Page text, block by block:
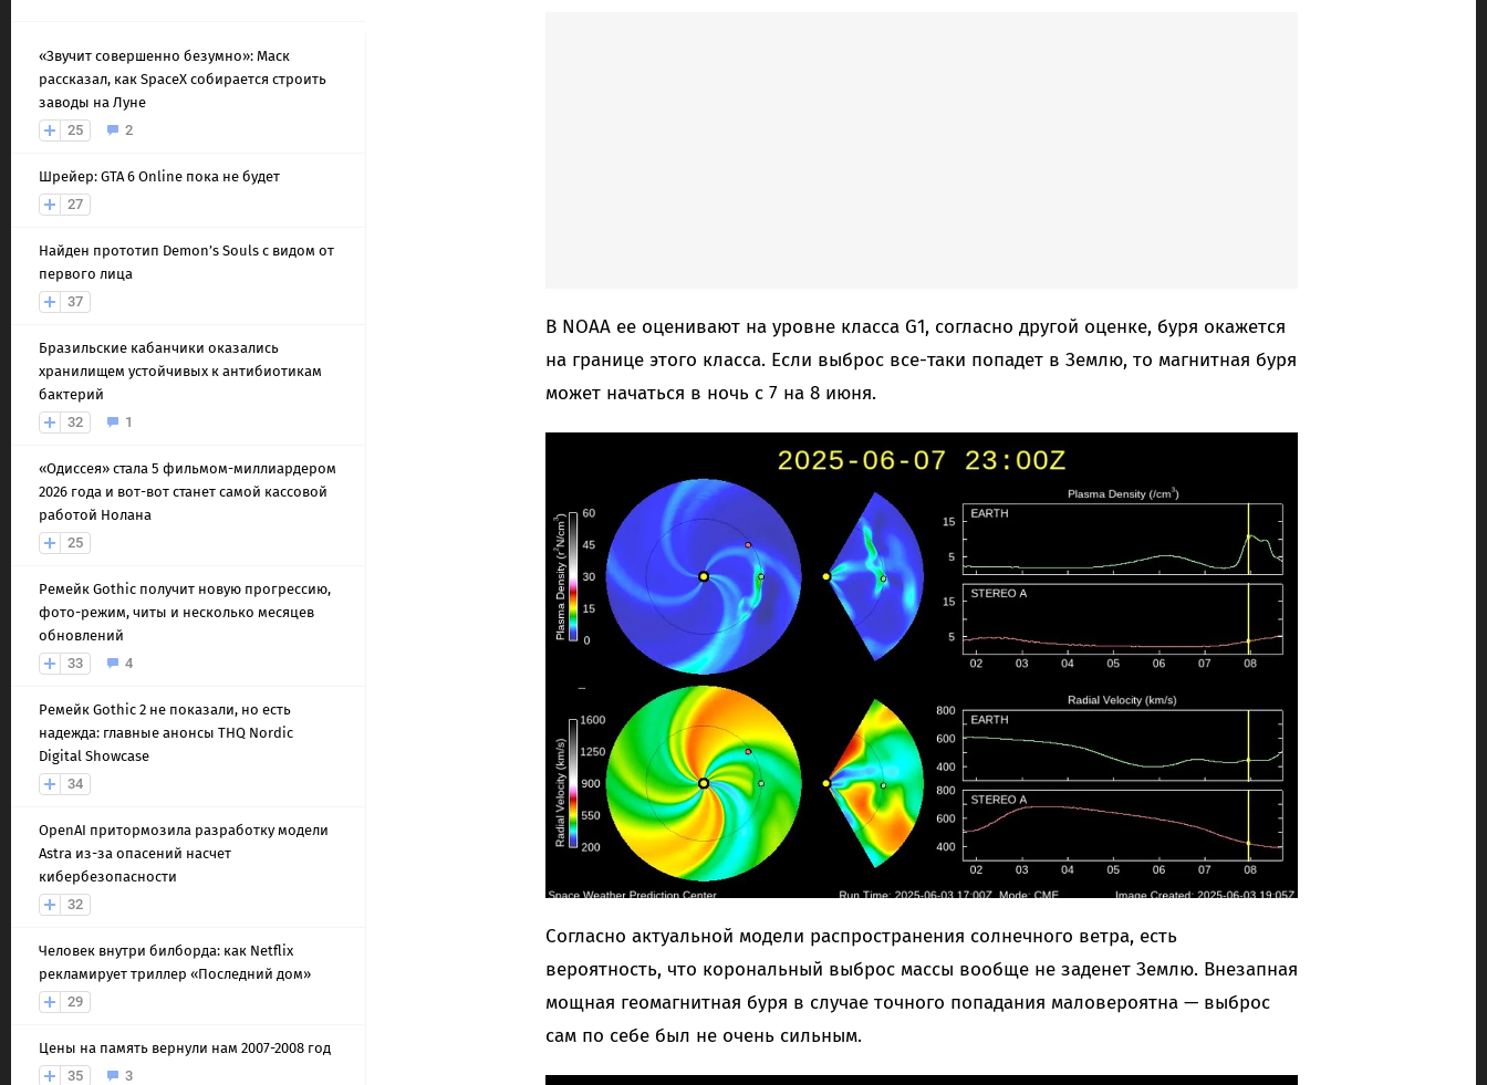
«Звучит совершенно безумно»: Маск
рассказал, как SpaceX собирается строить
заводы на Луне
25
2
Шрейер: GTA 6 Online пока не будет
27
Найден прототип Demon’s Souls с видом от
первого лица
37
Бразильские кабанчики оказались
хранилищем устойчивых к антибиотикам
бактерий
32
1
«Одиссея» стала 5 фильмом-миллиардером
2026 года и вот-вот станет самой кассовой
работой Нолана
25
Ремейк Gothic получит новую прогрессию,
фото-режим, читы и несколько месяцев
обновлений
33
4
Ремейк Gothic 2 не показали, но есть
надежда: главные анонсы THQ Nordic
Digital Showcase
34
OpenAI притормозила разработку модели
Astra из-за опасений насчет
кибербезопасности
32
Человек внутри билборда: как Netflix
рекламирует триллер «Последний дом»
29
Цены на память вернули нам 2007-2008 год
35
3
В NOAA ее оценивают на уровне класса G1, согласно другой оценке, буря окажется
на границе этого класса. Если выброс все-таки попадет в Землю, то магнитная буря
может начаться в ночь с 7 на 8 июня.
Согласно актуальной модели распространения солнечного ветра, есть
вероятность, что корональный выброс массы вообще не заденет Землю. Внезапная
мощная геомагнитная буря в случае точного попадания маловероятна — выброс
сам по себе был не очень сильным.